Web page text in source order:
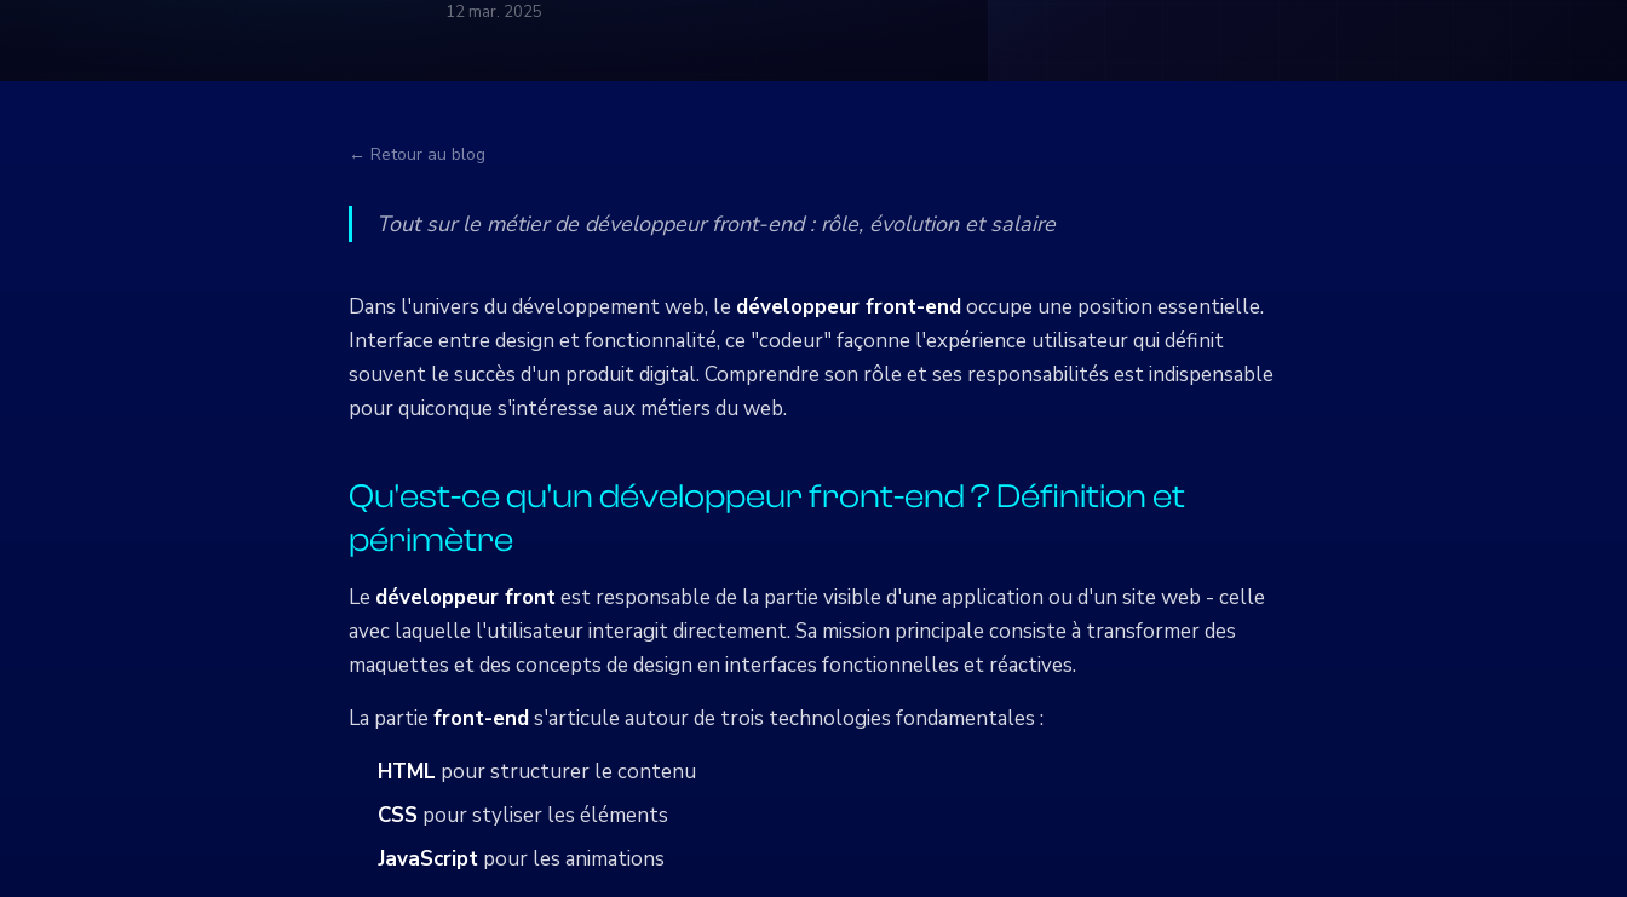
12 mar. 2025
← Retour au blog
Tout sur le métier de développeur front-end : rôle, évolution et salaire
Dans l'univers du développement web, le développeur front-endoccupe une position essentielle.
Interface entre design et fonctionnalité, ce "codeur" façonne l'expérience utilisateur qui définit
souvent le succès d'un produit digital. Comprendre son rôle et ses responsabilités est indispensable
pour quiconque s'intéresse aux métiers du web.
Qu'est-ce qu'un développeur front-end ? Définition et
périmètre
Le développeur frontest responsable de la partie visible d'une application ou d'un site web - celle
avec laquelle l'utilisateur interagit directement. Sa mission principale consiste à transformer des
maquettes et des concepts de design en interfaces fonctionnelles et réactives.
La partie front-ends'articule autour de trois technologies fondamentales :
HTML pour structurer le contenu
CSS pour styliser les éléments
JavaScript pour les animations